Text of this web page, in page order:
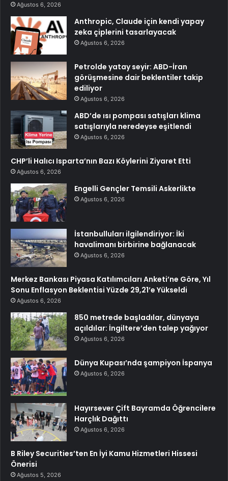
Ağustos 6, 2026
Anthropic, Claude için kendi yapay
zeka çiplerini tasarlayacak
Ağustos 6, 2026
Petrolde yatay seyir: ABD-İran
görüşmesine dair beklentiler takip
ediliyor
Ağustos 6, 2026
ABD’de ısı pompası satışları klima
satışlarıyla neredeyse eşitlendi
Ağustos 6, 2026
CHP’li Halıcı Isparta’nın Bazı Köylerini Ziyaret Etti
Ağustos 6, 2026
Engelli Gençler Temsili Askerlikte
Ağustos 6, 2026
İstanbulluları ilgilendiriyor: İki
havalimanı birbirine bağlanacak
Ağustos 6, 2026
Merkez Bankası Piyasa Katılımcıları Anketi’ne Göre, Yıl
Sonu Enflasyon Beklentisi Yüzde 29,21’e Yükseldi
Ağustos 6, 2026
850 metrede başladılar, dünyaya
açıldılar: İngiltere’den talep yağıyor
Ağustos 6, 2026
Dünya Kupası’nda şampiyon İspanya
Ağustos 6, 2026
Hayırsever Çift Bayramda Öğrencilere
Harçlık Dağıttı
Ağustos 6, 2026
B Riley Securities’ten En İyi Kamu Hizmetleri Hissesi
Önerisi
Ağustos 5, 2026